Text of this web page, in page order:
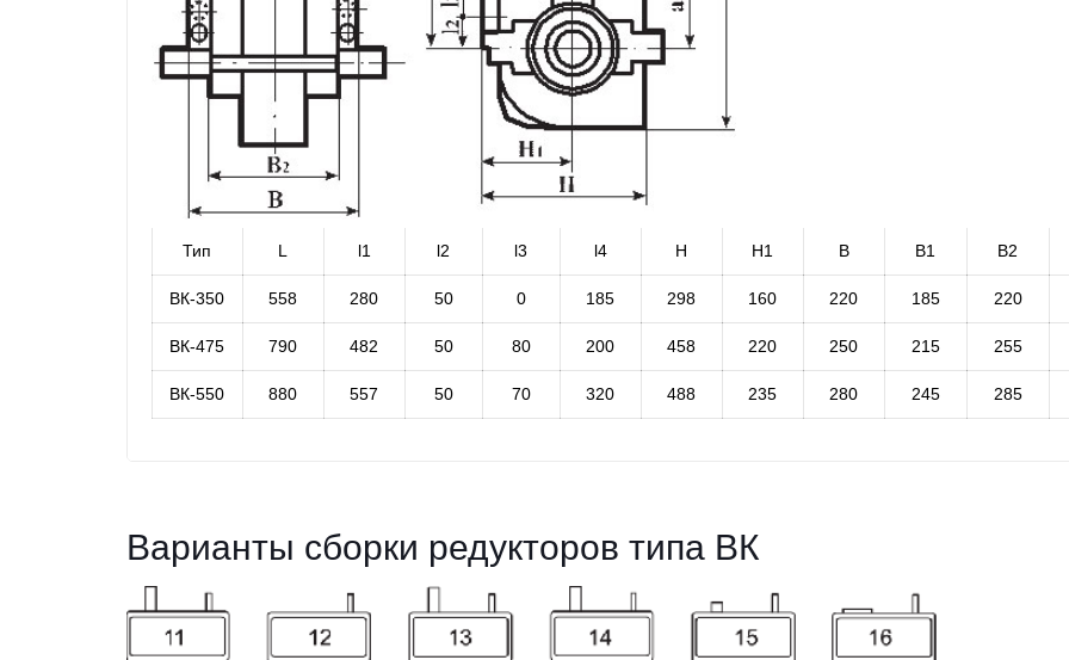
Тип L l1 l2 l3 l4 H H1 B B1 B2
ВК-350 558 280 50 0 185 298 160 220 185 220
ВК-475 790 482 50 80 200 458 220 250 215 255
ВК-550 880 557 50 70 320 488 235 280 245 285
Варианты сборки редукторов типа ВК